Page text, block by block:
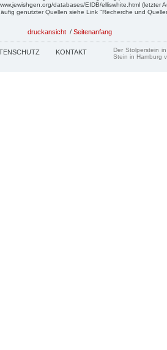
databases/EIDB/elliswhite.html (letzter
genutzter Quellen siehe Link "Recherche und
druckansicht / Seitenanfang
KONTAKT
Der Stolperstein
Stein in Hamburg